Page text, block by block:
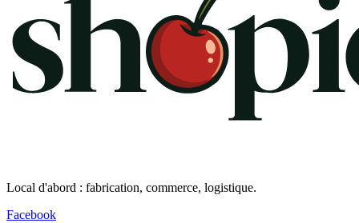
Local d'abord : fabrication, commerce, logistique.
Facebook